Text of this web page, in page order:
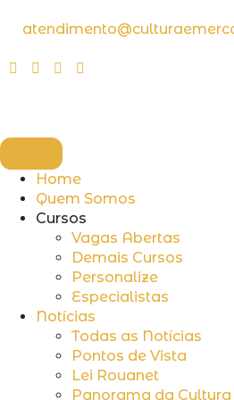
Home
Quem Somos
Cursos
Vagas Abertas
Demais Cursos
Personalize
Especialistas
Notícias
Todas as Notícias
Pontos de Vista
Lei Rouanet
Panorama da Cultura